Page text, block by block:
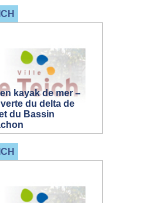
kayak de mer –
du delta de
et du Bassin